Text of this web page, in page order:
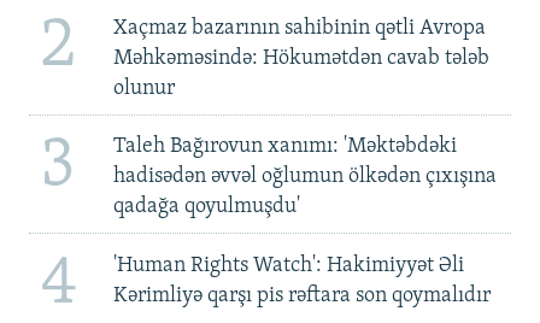
2
Xaçmaz bazarının sahibinin qətli Avropa
Məhkəməsində: Hökumətdən cavab tələb
olunur
3
Taleh Bağırovun xanımı: 'Məktəbdəki
hadisədən əvvəl oğlumun ölkədən çıxışına
qadağa qoyulmuşdu'
4
'Human Rights Watch': Hakimiyyət Əli
Kərimliyə qarşı pis rəftara son qoymalıdır